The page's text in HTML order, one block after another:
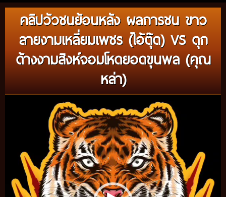
คลิปวัวชนย้อนหลัง ผลการชน ขาว
ลายงามเหลี่ยมเพชร (ไอ้ตุ๊ด) VS ดุก
ด้างงามสิงห์จอมโหดยอดขุนพล (คุณ
หล่า)